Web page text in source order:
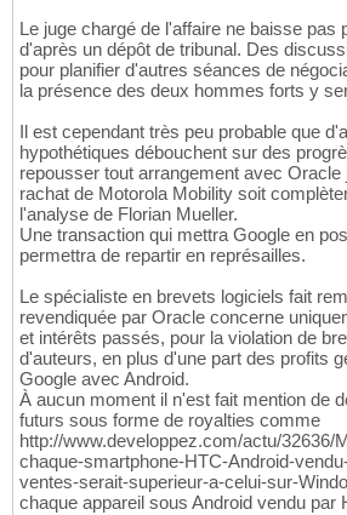
Le juge chargé de l'affaire ne baisse pas
d'après un dépôt de tribunal. Des
pour planifier d'autres séances de
la présence des deux hommes forts y
Il est cependant très peu probable que
hypothétiques débouchent sur des
repousser tout arrangement avec
rachat de Motorola Mobility soit
l'analyse de Florian Mueller.
Une transaction qui mettra Google en
permettra de repartir en représailles.
Le spécialiste en brevets logiciels fait
revendiquée par Oracle concerne
et intérêts passés, pour la violation de
d'auteurs, en plus d'une part des profits
Google avec Android.
À aucun moment il n'est fait mention de
futurs sous forme de royalties comme
http://www.developpez.com/actu/32636/
chaque-smartphone-HTC-Android-
ventes-serait-superieur-a-celui-sur-
chaque appareil sous Android vendu par